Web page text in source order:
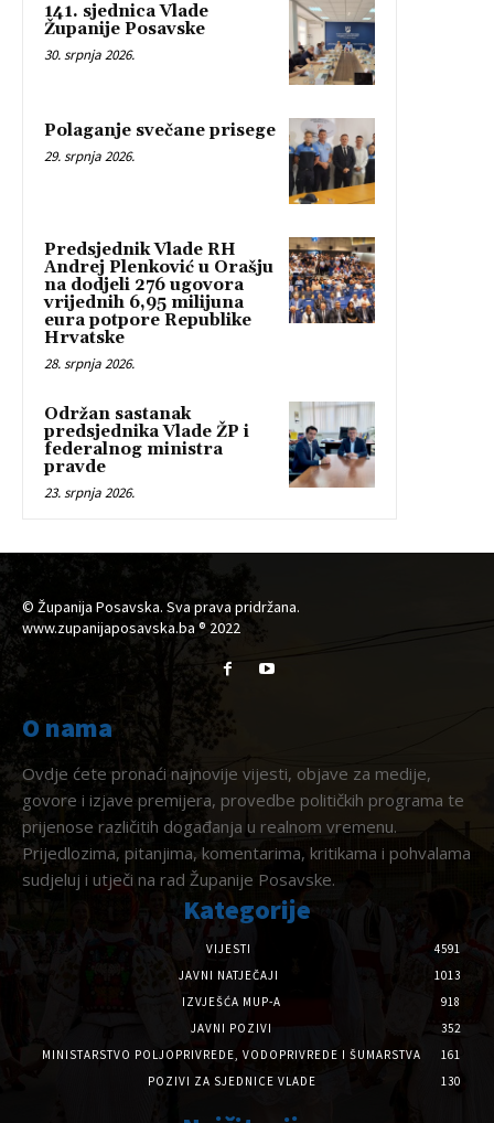
141. sjednica Vlade
Županije Posavske
30. srpnja 2026.
Polaganje svečane prisege
29. srpnja 2026.
Predsjednik Vlade RH
Andrej Plenković u Orašju
na dodjeli 276 ugovora
vrijednih 6,95 milijuna
eura potpore Republike
Hrvatske
28. srpnja 2026.
Održan sastanak
predsjednika Vlade ŽP i
federalnog ministra
pravde
23. srpnja 2026.
© Županija Posavska. Sva prava pridržana.
www.zupanijaposavska.ba ® 2022
O nama
Ovdje ćete pronaći najnovije vijesti, objave za medije,
govore i izjave premijera, provedbe političkih programa te
prijenose različitih događanja u realnom vremenu.
Prijedlozima, pitanjima, komentarima, kritikama i pohvalama
sudjeluj i utječi na rad Županije Posavske.
Kategorije
VIJESTI
4591
JAVNI NATJEČAJI
1013
IZVJEŠĆA MUP-A
918
JAVNI POZIVI
352
MINISTARSTVO POLJOPRIVREDE, VODOPRIVREDE I ŠUMARSTVA
161
POZIVI ZA SJEDNICE VLADE
130